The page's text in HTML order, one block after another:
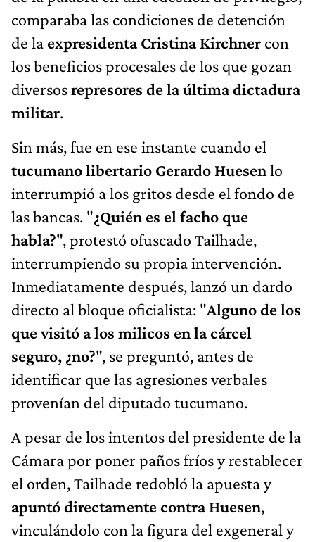
comparaba las condiciones de detención
de la expresidenta Cristina Kirchner con
los beneficios procesales de los que gozan
diversosrepresores de la última dictadura
militar.
Sin más, fue en ese instante cuando el
tucumano libertario Gerardo Huesenlo
interrumpió a los gritos desde el fondo de
las bancas. "¿Quién es el facho que
habla?", protestó ofuscado Tailhade,
interrumpiendo su propia intervención.
Inmediatamente después, lanzó un dardo
directo al bloque oficialista: "Alguno de los
que visitó a los milicos en la cárcel
seguro, ¿no?", se preguntó, antes de
identificar que las agresiones verbales
provenían del diputado tucumano.
A pesar de los intentos del presidente de la
Cámara por poner paños fríos y restablecer
el orden, Tailhade redobló la apuesta y
apuntó directamente contra Huesen,
vinculándolo con la figura del exgeneral y